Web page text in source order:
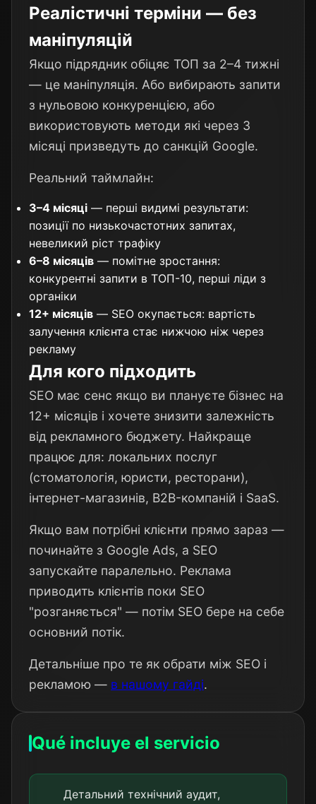
Реалістичні терміни — без
маніпуляцій
Якщо підрядник обіцяє ТОП за 2–4 тижні
— це маніпуляція. Або вибирають запити
з нульовою конкуренцією, або
використовують методи які через 3
місяці призведуть до санкцій Google.
Реальний таймлайн:
3–4 місяці — перші видимі результати:
позиції по низькочастотних запитах,
невеликий ріст трафіку
6–8 місяців — помітне зростання:
конкурентні запити в ТОП-10, перші ліди з
органіки
12+ місяців — SEO окупається: вартість
залучення клієнта стає нижчою ніж через
рекламу
Для кого підходить
SEO має сенс якщо ви плануєте бізнес на
12+ місяців і хочете знизити залежність
від рекламного бюджету. Найкраще
працює для: локальних послуг
(стоматологія, юристи, ресторани),
інтернет-магазинів, B2B-компаній і SaaS.
Якщо вам потрібні клієнти прямо зараз —
починайте з Google Ads, а SEO
запускайте паралельно. Реклама
приводить клієнтів поки SEO
"розганяється" — потім SEO бере на себе
основний потік.
Детальніше про те як обрати між SEO і
рекламою — в нашому гайді.
Qué incluye el servicio
Детальний технічний аудит,